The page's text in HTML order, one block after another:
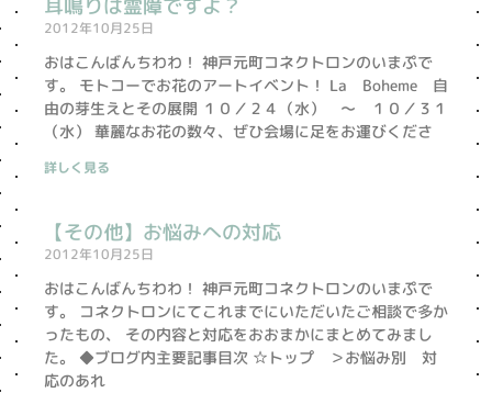
耳鳴りは霊障ですよ？
2012年10月25日
おはこんばんちわわ！ 神戸元町コネクトロンのいまぷで
す。 モトコーでお花のアートイベント！ La Boheme 自
由の芽生えとその展開 １０／２４（水） 〜 １０／３１
（水） 華麗なお花の数々、ぜひ会場に足をお運びくださ
詳しく見る
【その他】お悩みへの対応
2012年10月25日
おはこんばんちわわ！ 神戸元町コネクトロンのいまぷで
す。 コネクトロンにてこれまでにいただいたご相談で多か
ったもの、 その内容と対応をおおまかにまとめてみまし
た。 ◆ブログ内主要記事目次 ☆トップ ＞お悩み別 対
応のあれ